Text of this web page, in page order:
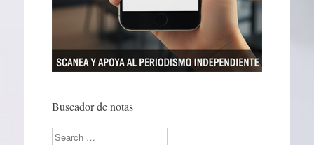
Buscador de notas
Search